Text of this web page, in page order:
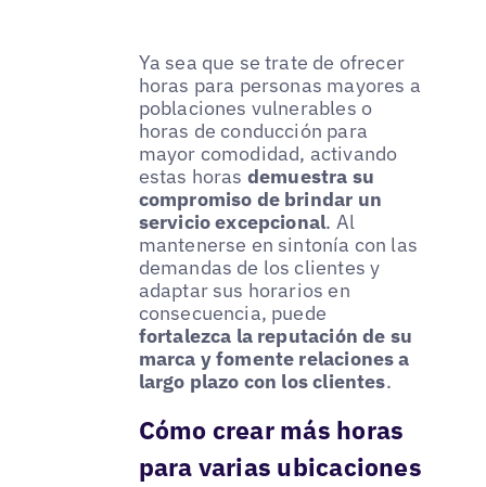
Ya sea que se trate de ofrecer
horas para personas mayores a
poblaciones vulnerables o
horas de conducción para
mayor comodidad, activando
estas horas demuestra su
compromiso de brindar un
servicio excepcional. Al
mantenerse en sintonía con las
demandas de los clientes y
adaptar sus horarios en
consecuencia, puede
fortalezca la reputación de su
marca y fomente relaciones a
largo plazo con los clientes.
Cómo crear más horas
para varias ubicaciones